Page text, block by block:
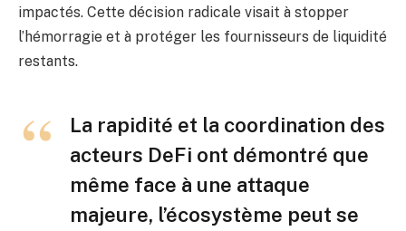
impactés. Cette décision radicale visait à stopper
l’hémorragie et à protéger les fournisseurs de liquidité
restants.
La rapidité et la coordination des
acteurs DeFi ont démontré que
même face à une attaque
majeure, l’écosystème peut se